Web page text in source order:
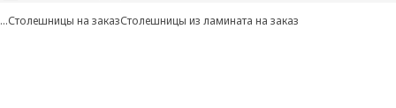
…Столешницы на заказСтолешницы из ламината на заказ